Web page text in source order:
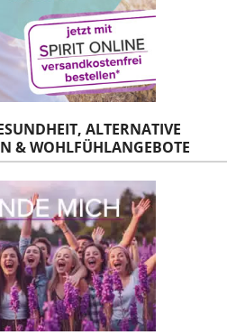
ALTERNATIVE
& WOHLFÜHLANGEBOTE